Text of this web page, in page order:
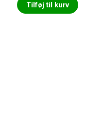
Tilføj til kurv